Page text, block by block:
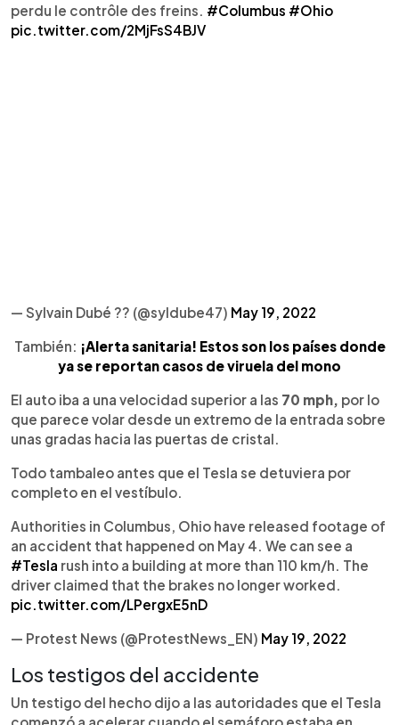
perdu le contrôle des freins. #Columbus #Ohio
pic.twitter.com/2MjFsS4BJV
— Sylvain Dubé ?? (@syldube47) May 19, 2022
También: ¡Alerta sanitaria! Estos son los países donde
ya se reportan casos de viruela del mono
El auto iba a una velocidad superior a las 70 mph, por lo
que parece volar desde un extremo de la entrada sobre
unas gradas hacia las puertas de cristal.
Todo tambaleo antes que el Tesla se detuviera por
completo en el vestíbulo.
Authorities in Columbus, Ohio have released footage of
an accident that happened on May 4. We can see a
#Tesla rush into a building at more than 110 km/h. The
driver claimed that the brakes no longer worked.
pic.twitter.com/LPergxE5nD
— Protest News (@ProtestNews_EN) May 19, 2022
Los testigos del accidente
Un testigo del hecho dijo a las autoridades que el Tesla
comenzó a acelerar cuando el semáforo estaba en